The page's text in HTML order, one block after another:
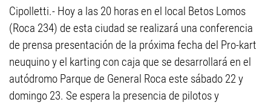
Cipolletti.- Hoy a las 20 horas en el local Betos Lomos
(Roca 234) de esta ciudad se realizará una conferencia
de prensa presentación de la próxima fecha del Pro-kart
neuquino y el karting con caja que se desarrollará en el
autódromo Parque de General Roca este sábado 22 y
domingo 23. Se espera la presencia de pilotos y